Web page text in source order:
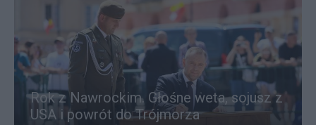
Rok z Nawrockim. Głośne weta, sojusz z
USA i powrót do Trójmorza